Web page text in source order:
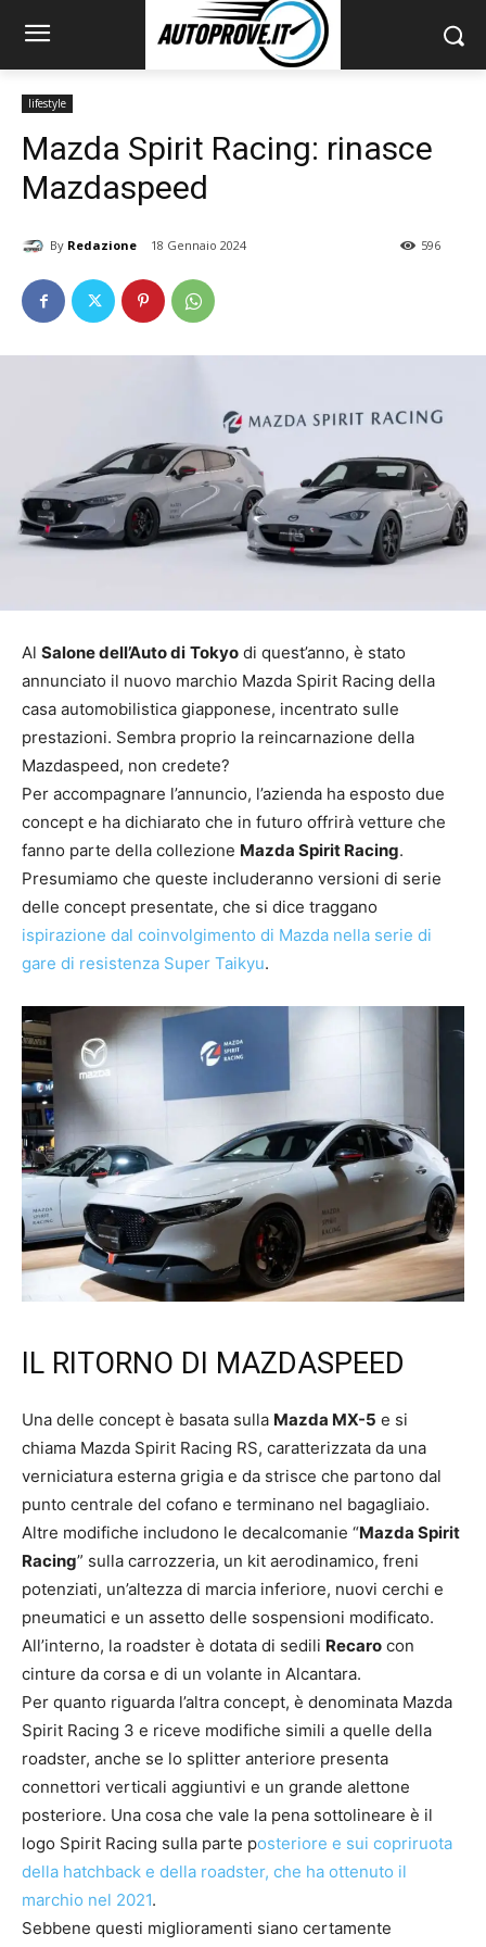
lifestyle
Mazda Spirit Racing: rinasce
Mazdaspeed
By Redazione 18 Gennaio 2024 596
Al Salone dell’Auto di Tokyo di quest’anno, è stato
annunciato il nuovo marchio Mazda Spirit Racing della
casa automobilistica giapponese, incentrato sulle
prestazioni. Sembra proprio la reincarnazione della
Mazdaspeed, non credete?
Per accompagnare l’annuncio, l’azienda ha esposto due
concept e ha dichiarato che in futuro offrirà vetture che
fanno parte della collezione Mazda Spirit Racing.
Presumiamo che queste includeranno versioni di serie
delle concept presentate, che si dice traggano
ispirazione dal coinvolgimento di Mazda nella serie di
gare di resistenza Super Taikyu.
IL RITORNO DI MAZDASPEED
Una delle concept è basata sulla Mazda MX-5 e si
chiama Mazda Spirit Racing RS, caratterizzata da una
verniciatura esterna grigia e da strisce che partono dal
punto centrale del cofano e terminano nel bagagliaio.
Altre modifiche includono le decalcomanie “Mazda Spirit
Racing” sulla carrozzeria, un kit aerodinamico, freni
potenziati, un’altezza di marcia inferiore, nuovi cerchi e
pneumatici e un assetto delle sospensioni modificato.
All’interno, la roadster è dotata di sedili Recaro con
cinture da corsa e di un volante in Alcantara.
Per quanto riguarda l’altra concept, è denominata Mazda
Spirit Racing 3 e riceve modifiche simili a quelle della
roadster, anche se lo splitter anteriore presenta
connettori verticali aggiuntivi e un grande alettone
posteriore. Una cosa che vale la pena sottolineare è il
logo Spirit Racing sulla parte posteriore e sui copriruota
della hatchback e della roadster, che ha ottenuto il
marchio nel 2021.
Sebbene questi miglioramenti siano certamente